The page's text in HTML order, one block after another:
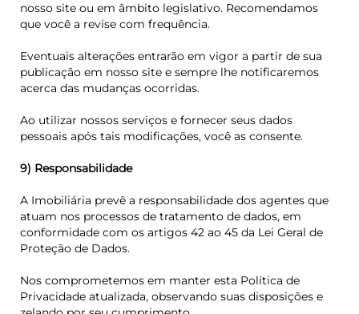
nosso site ou em âmbito legislativo. Recomendamos
que você a revise com frequência.
Eventuais alterações entrarão em vigor a partir de sua
publicação em nosso site e sempre lhe notificaremos
acerca das mudanças ocorridas.
Ao utilizar nossos serviços e fornecer seus dados
pessoais após tais modificações, você as consente.
9) Responsabilidade
A Imobiliária prevê a responsabilidade dos agentes que
atuam nos processos de tratamento de dados, em
conformidade com os artigos 42 ao 45 da Lei Geral de
Proteção de Dados.
Nos comprometemos em manter esta Política de
Privacidade atualizada, observando suas disposições e